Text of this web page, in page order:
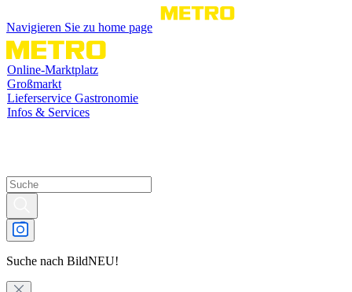
Navigieren Sie zu home page
Online-Marktplatz
Großmarkt
Lieferservice Gastronomie
Infos & Services
Suche nach BildNEU!